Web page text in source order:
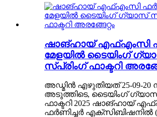
ഷാങ്ഹായ് എഫ്എംസി
മേളയിൽ ടൈയിംഗ്
സ്പ്രിംഗ് ഫാക്ടറി
അഡ്മിൻ എഴുതിയത് 25-09-20
അടുത്തിടെ, ടൈയിംഗ്
ഫാക്ടറി 2025 ഷാങ്ഹായ്
ഫർണിച്ചർ